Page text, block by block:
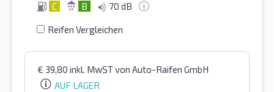
C B 70 dB
Reifen Vergleichen
€ 39,80 inkl. MwSTvon Auto-Raifen GmbH
AUF LAGER